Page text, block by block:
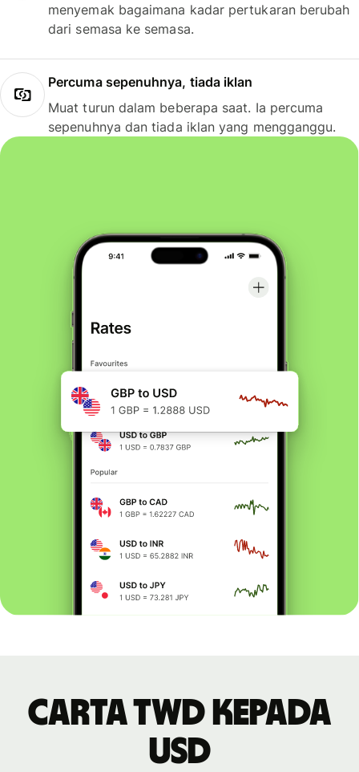
menyemak bagaimana kadar pertukaran berubah
dari semasa ke semasa.
Percuma sepenuhnya, tiada iklan
Muat turun dalam beberapa saat. Ia percuma
sepenuhnya dan tiada iklan yang mengganggu.
Carta TWD kepada
USD